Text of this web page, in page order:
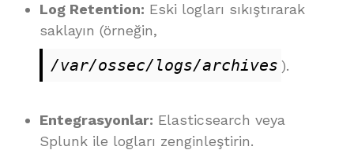
Log Retention: Eski logları sıkıştırarak
saklayın (örneğin,
/var/ossec/logs/archives ).
Entegrasyonlar: Elasticsearch veya
Splunk ile logları zenginleştirin.